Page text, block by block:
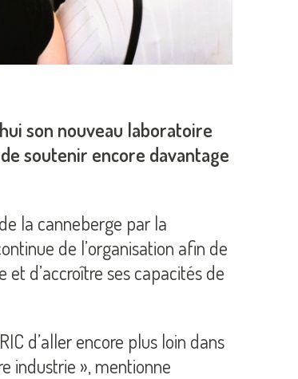
son nouveau laboratoire
soutenir encore davantage
la canneberge par la
de l’organisation afin de
d’accroître ses capacités de
d’aller encore plus loin dans
industrie », mentionne